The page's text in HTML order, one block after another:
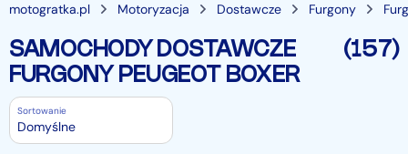
motogratka.pl Motoryzacja Dostawcze Furgony
SAMOCHODY DOSTAWCZE
FURGONY PEUGEOT BOXER
(157)
Sortowanie
Domyślne